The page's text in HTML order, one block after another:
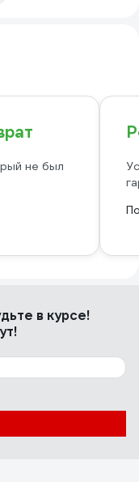
не был
в курсе!